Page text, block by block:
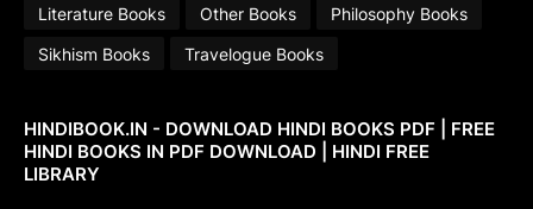
Literature Books
Other Books
Philosophy Books
Sikhism Books
Travelogue Books
HINDIBOOK.IN - DOWNLOAD HINDI BOOKS PDF | FREE
HINDI BOOKS IN PDF DOWNLOAD | HINDI FREE
LIBRARY